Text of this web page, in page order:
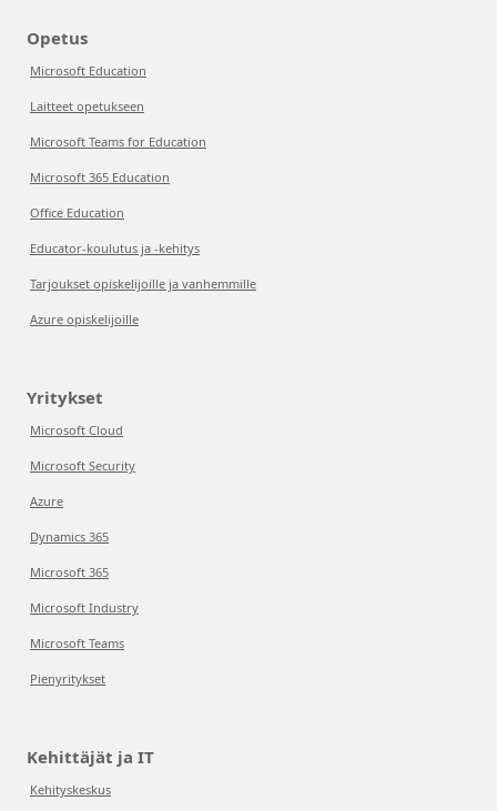
Opetus
Microsoft Education
Laitteet opetukseen
Microsoft Teams for Education
Microsoft 365 Education
Office Education
Educator-koulutus ja -kehitys
Tarjoukset opiskelijoille ja vanhemmille
Azure opiskelijoille
Yritykset
Microsoft Cloud
Microsoft Security
Azure
Dynamics 365
Microsoft 365
Microsoft Industry
Microsoft Teams
Pienyritykset
Kehittäjät ja IT
Kehityskeskus